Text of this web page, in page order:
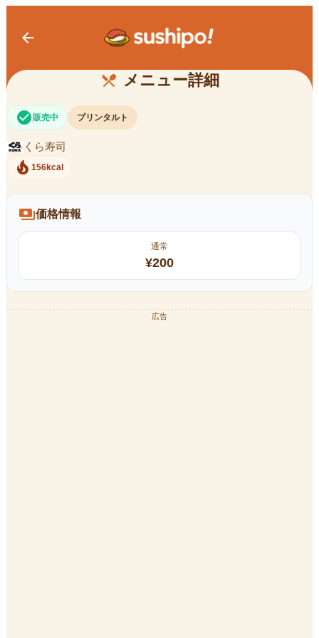
arrow_back
restaurant_menu メニュー詳細
プリンタルト
check_circle 販売中 プリンタルト
くら寿司
local_fire_department 156kcal
payments価格情報
通常
¥200
広告